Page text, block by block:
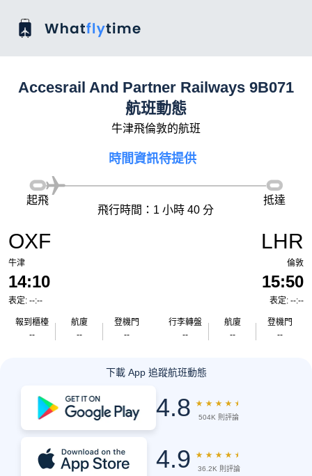
Accesrail And Partner Railways 9B071
航班動態
牛津飛倫敦的航班
時間資訊待提供
OXF
牛津
14:10
表定: --:--
報到櫃檯
--
航廈
--
登機門
--
起飛
飛行時間：1 小時 40 分
抵達
LHR
倫敦
15:50
表定: --:--
行李轉盤
--
航廈
--
登機門
--
下載 App 追蹤航班動態
4.8 ★ ★ ★ ★ ★
504K 則評論
4.9 ★ ★ ★ ★ ★
36.2K 則評論